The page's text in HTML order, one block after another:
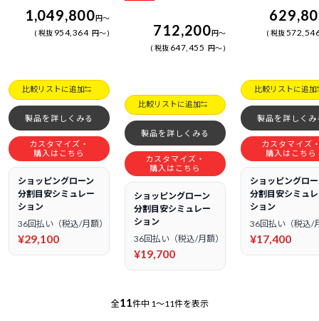
1,049,800円～
税抜 954,364 円～
比較リストに追加
製品を詳しくみる
カスタマイズ・
購入はこちら
ショッピングローン
分割目安シミュレー
ション
36回払い（税込/月額）
¥29,100
712,200円～
税抜 647,455 円～
比較リストに追加
製品を詳しくみる
カスタマイズ・
購入はこちら
ショッピングローン
分割目安シミュレー
ション
36回払い（税込/月額）
¥19,700
税抜
比較リストに追加
製品を詳しくみ
カスタマイズ
購入はこちら
ショッピングロ
分割目安シミュ
ション
36回払い（税込/
¥17,400
全11件中 1～11件を表示